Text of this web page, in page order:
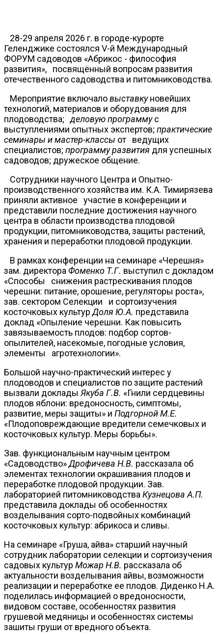
28-29 апреля 2026 г. в городе-курорте
Геленджике состоялся V-й Международный
ФОРУМ садоводов «Абрикос - философия
развития», посвящённый вопросам развития
отечественного садоводства и питомниководства.
Мероприятие включаловыставкуновейших
технологий, материалов и оборудования для
плодоводства;деловую программус
выступлениями опытных экспертов; практические
семинары и мастер-классы от ведущих
специалистов; программу развития для успешных
садоводов; дружеское общение.
Сотрудники научного Центра и Опытно-
производственного хозяйства им. К.А. Тимирязева
приняли активное участие в конференции и
представили последние достижения научного
центра в области производства плодовой
продукции, питомниководства, защиты растений,
хранения и переработки плодовой продукции.
В рамках конференции на семинаре «Черешня»
зам. директора Фоменко Т.Г. выступил с докладом
«Способы снижения растрескивания плодов
черешни: питание, орошение, регуляторы роста»,
зав. сектором Селекции и сортоизучения
косточковых культурДоля Ю.А. представила
доклад «Опыление черешни. Как повысить
завязываемость плодов: подбор сортов-
опылителей, насекомые, погодные условия,
элементы агротехнологии».
Большой научно-практический интерес у
плодоводов и специалистов по защите растений
вызвали доклады Якуба Г.В. «Гнили сердцевины
плодов яблони: вредоносность, симптомы,
развитие, меры защиты» и Подгорной М.Е.
«Плодоповреждающие вредители семечковых и
косточковых культур. Меры борьбы».
Зав. функциональным научным центром
«Садоводство»Дрофичева Н.В. рассказала об
элементах технологии окрашивания плодов и
переработке плодовой продукции. Зав.
лабораторией питомниководства Кузнецова А.П.
представила доклады об особенностях
возделывания сорто-подвойных комбинаций
косточковых культур: абрикоса и сливы.
На семинаре «Груша, айва» старший научный
сотрудник лаборатории селекции и сортоизучения
садовых культур Можар Н.В. рассказала об
актуальности возделывания айвы, возможности
реализации и переработке ее плодов. Диденко Н.А.
поделилась информацией о вредоносности,
видовом составе, особенностях развития
грушевой медяницы и особенностях системы
зашиты груши от вредного объекта.